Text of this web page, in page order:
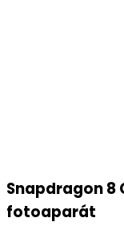
Snapdragon 8
fotoaparát